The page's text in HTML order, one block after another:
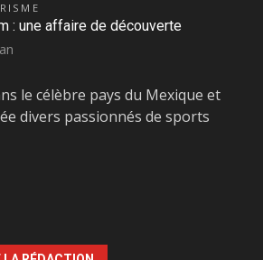
: une affaire de découverte
le célèbre pays du Mexique et
divers passionnés de sports